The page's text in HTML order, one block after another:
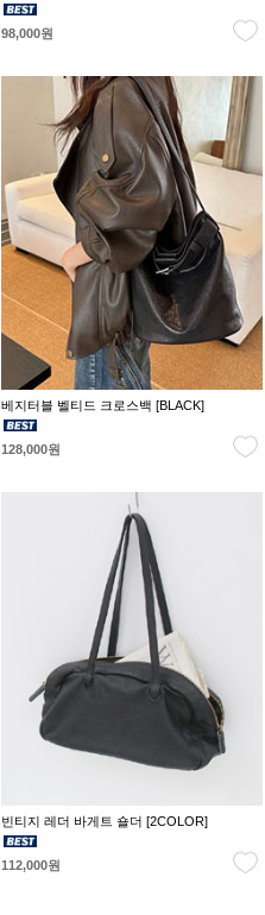
98,000원
베지터블 벨티드 크로스백 [BLACK]
128,000원
빈티지 레더 바게트 숄더 [2COLOR]
112,000원